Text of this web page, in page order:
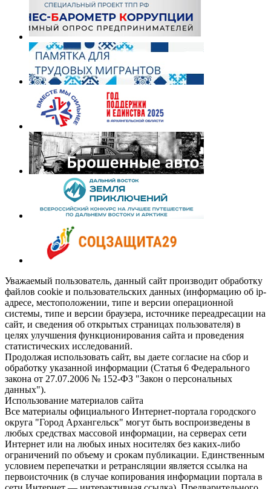
Уважаемый пользователь, данный сайт производит обработку
файлов cookie и пользовательских данных (информацию об ip-
адресе, местоположении, типе и версии операционной
системы, типе и версии браузера, источнике переадресации на
сайт, и сведения об открытых страницах пользователя) в
целях улучшения функционирования сайта и проведения
статистических исследований.
Продолжая использовать сайт, вы даете согласие на сбор и
обработку указанной информации (Статья 6 Федерального
закона от 27.07.2006 № 152-ФЗ "Закон о персональных
данных").
Использование материалов сайта
Все материалы официального Интернет-портала городского
округа "Город Архангельск" могут быть воспроизведены в
любых средствах массовой информации, на серверах сети
Интернет или на любых иных носителях без каких-либо
ограничений по объему и срокам публикации. Единственным
условием перепечатки и ретрансляции является ссылка на
первоисточник (в случае копирования информации портала в